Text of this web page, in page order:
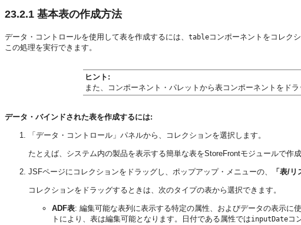
23.2.1 基本表の作成方法
データ・コントロールを使用して表を作成するには、 tableコンポーネントをコレク
この処理を実行できます。
ヒント:
また、コンポーネント・パレットから表コンポーネントをド
データ・バインドされた表を作成するには:
「データ・コントロール」パネルから、コレクションを選択します。
たとえば、システム内の製品を表示する簡単な表をStoreFrontモジュールで作成
JSFページにコレクションをドラッグし、ポップアップ・メニューの、 「表/リ
コレクションをドラッグするときは、次のタイプの表から選択できます。
ADF表: 編集可能な表列に表示する特定の属性、およびデータの表示に
トにより、表は編集可能となります。日付である属性ではinputDateコ